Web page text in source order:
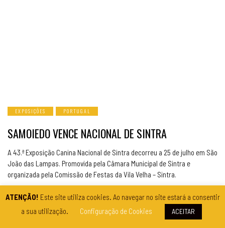
EXPOSIÇÕES PORTUGAL
SAMOIEDO VENCE NACIONAL DE SINTRA
A 43.ª Exposição Canina Nacional de Sintra decorreu a 25 de julho em São
João das Lampas. Promovida pela Câmara Municipal de Sintra e
organizada pela Comissão de Festas da Vila Velha – Sintra.
ATENÇÃO! Este site utiliza cookies. Ao navegar no site estará a consentir
a sua utilização.
Configuração de Cookies ACEITAR